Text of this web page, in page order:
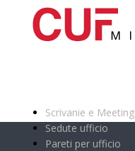
Scrivanie e Meeting
Sedute ufficio
Pareti per ufficio